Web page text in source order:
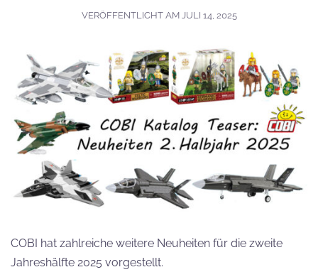
VERÖFFENTLICHT AM JULI 14, 2025
COBI hat zahlreiche weitere Neuheiten für die zweite
Jahreshälfte 2025 vorgestellt.